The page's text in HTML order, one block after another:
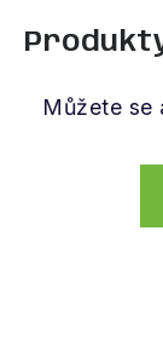
BOTY
Můžete se